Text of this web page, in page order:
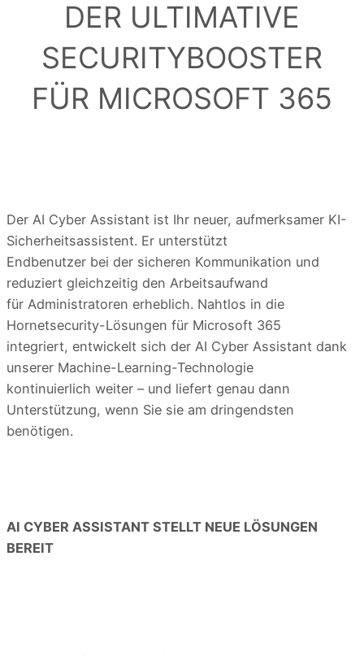
DER ULTIMATIVE
SECURITYBOOSTER
FÜR MICROSOFT 365
Der AI Cyber Assistant ist Ihr neuer, aufmerksamer KI-
Sicherheitsassistent. Er unterstützt
Endbenutzer bei der sicheren Kommunikation und
reduziert gleichzeitig den Arbeitsaufwand
für Administratoren erheblich. Nahtlos in die
Hornetsecurity-Lösungen für Microsoft 365
integriert, entwickelt sich der AI Cyber Assistant dank
unserer Machine-Learning-Technologie
kontinuierlich weiter – und liefert genau dann
Unterstützung, wenn Sie sie am dringendsten
benötigen.
AI CYBER ASSISTANT STELLT NEUE LÖSUNGEN
BEREIT